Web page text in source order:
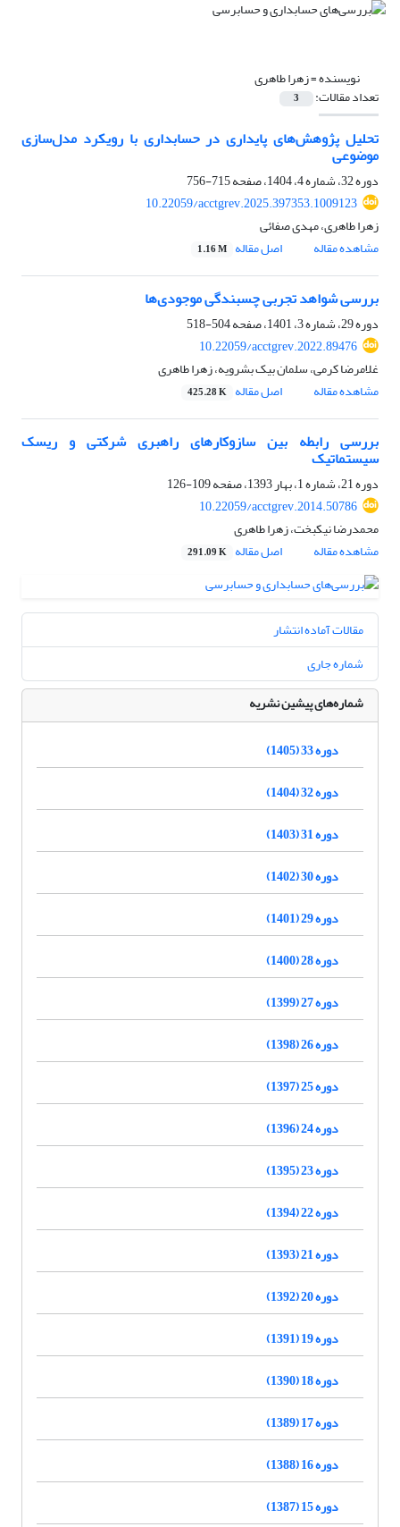
نویسنده =زهرا طاهری
تعداد مقالات: 3
تحلیل پژوهش‌‌‌‌های پایداری در حسابداری با رویکرد مدل‌‌‌‌سازی
موضوعی
دوره 32، شماره 4، 1404، صفحه
715-756
10.22059/acctgrev.2025.397353.1009123
زهرا طاهری، مهدی صفائی
مشاهده مقاله
اصل مقاله 1.16 M
بررسی شواهد تجربی چسبندگی موجودی‌ها
دوره 29، شماره 3، 1401، صفحه
504-518
10.22059/acctgrev.2022.89476
غلامرضا کرمی، سلمان بیک بشرویه، زهرا طاهری
مشاهده مقاله
اصل مقاله 425.28 K
بررسی رابطه بین سازوکارهای راهبری شرکتی و ریسک
سیستماتیک
دوره 21، شماره 1، بهار 1393، صفحه
109-126
10.22059/acctgrev.2014.50786
محمدرضا نیکبخت، زهرا طاهری
مشاهده مقاله
اصل مقاله 291.09 K
مقالات آماده انتشار
شماره جاری
شماره‌های پیشین نشریه
دوره 33 (1405)
دوره 32 (1404)
دوره 31 (1403)
دوره 30 (1402)
دوره 29 (1401)
دوره 28 (1400)
دوره 27 (1399)
دوره 26 (1398)
دوره 25 (1397)
دوره 24 (1396)
دوره 23 (1395)
دوره 22 (1394)
دوره 21 (1393)
دوره 20 (1392)
دوره 19 (1391)
دوره 18 (1390)
دوره 17 (1389)
دوره 16 (1388)
دوره 15 (1387)